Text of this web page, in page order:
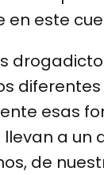
en este
esas
a un
de